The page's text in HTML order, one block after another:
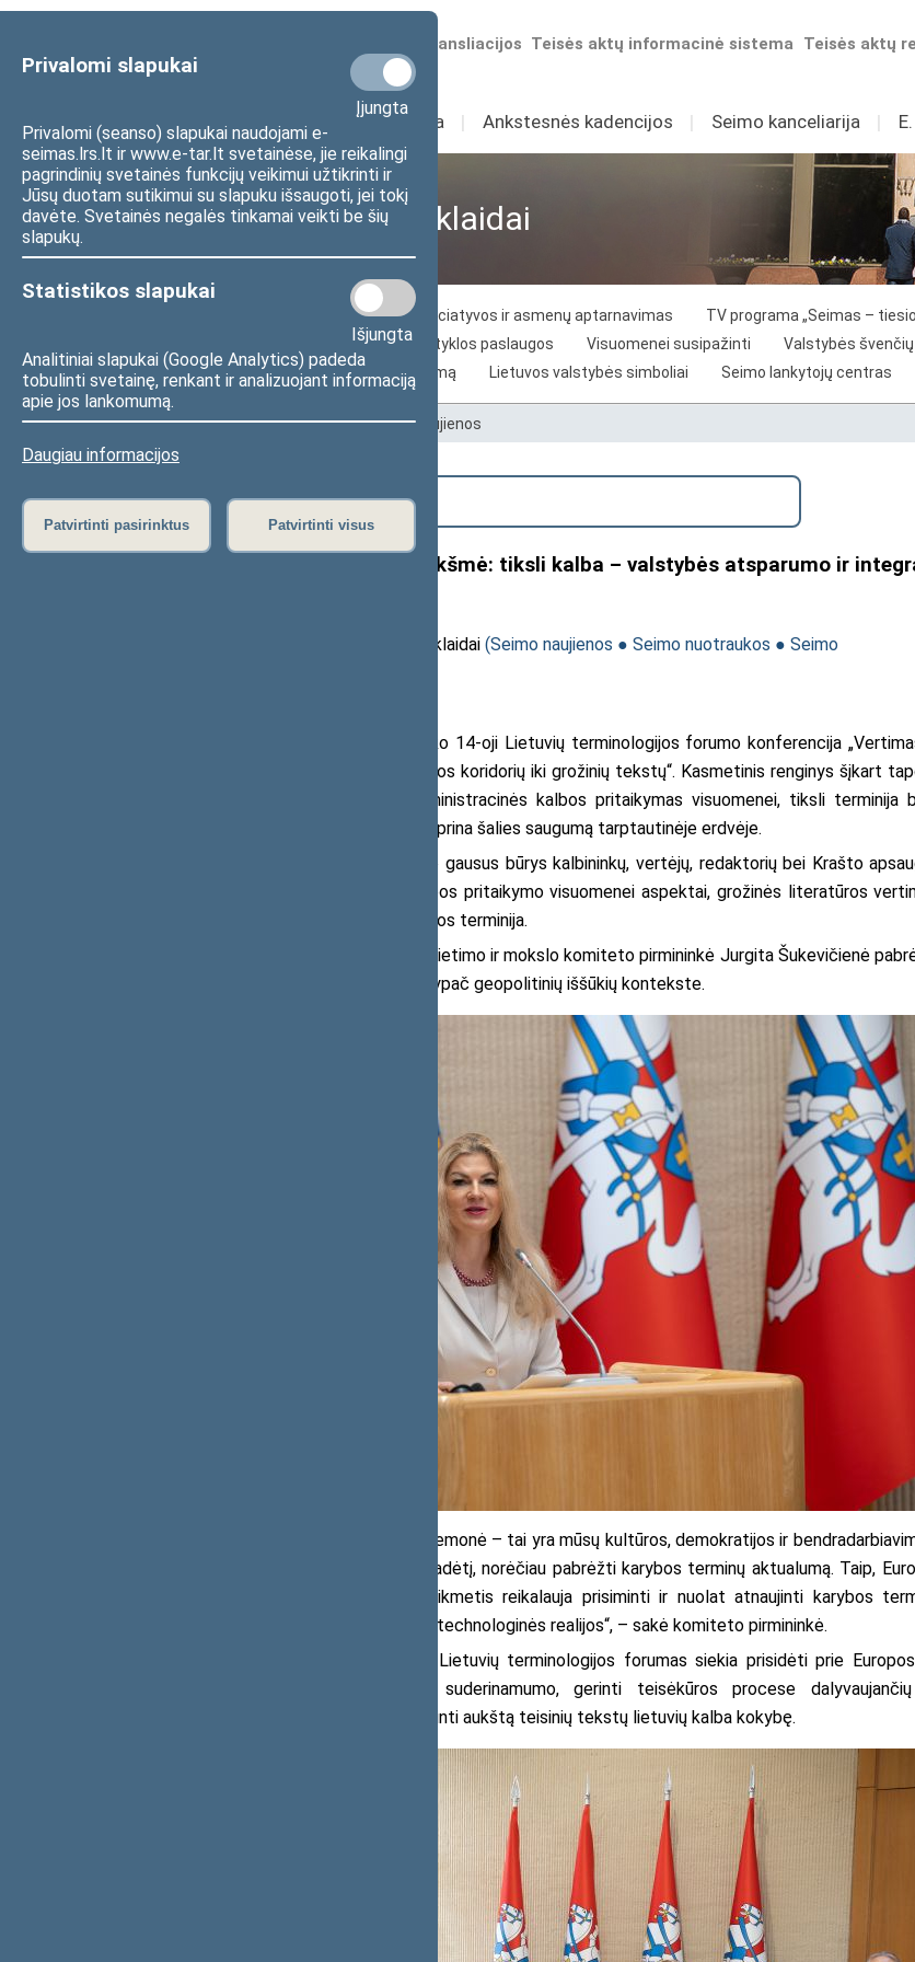
Privalomi slapukai
Įjungta
Privalomi (seanso) slapukai naudojami e-
seimas.lrs.lt ir www.e-tar.lt svetainėse, jie reikalingi
pagrindinių svetainės funkcijų veikimui užtikrinti ir
Jūsų duotam sutikimui su slapuku išsaugoti, jei tokį
davėte. Svetainės negalės tinkamai veikti be šių
slapukų.
Statistikos slapukai
Išjungta
Analitiniai slapukai (Google Analytics) padeda
tobulinti svetainę, renkant ir analizuojant informaciją
apie jos lankomumą.
Daugiau informacijos
Patvirtinti pasirinktus Patvirtinti visus
Teisės aktų
Teisės aktų informacinė sistema
Numatomos transliacijos
Sudėtis Veikla I Ankstesnės kadencijos I Seimo kanceliarija I
Visuomenei ir žiniasklaidai
Piliečių iniciatyvos ir asmenų aptarnavimas TV programa „Seimas –
Seimo skaityklos paslaugos Visuomenei susipažinti
Valstybės
Kelias į Lietuvos nepriklausomybės atkūrimą
Lietuvos valstybės simboliai Seimo lankytojų centras
Pradžia>Visuomenei ir žiniasklaidai>Naujienos
Išplėstinė paieška
Seime išryškinta terminijos reikšmė: tiksli kalba – valstybės atsparumo ir
d. pranešimas žiniasklaidai (Seimo naujienos ● Seimo nuotraukos ● Seimo
Seimo Konstitucijos salėje įvyko 14-oji Lietuvių terminologijos forumo konferencija
komunikacija: kalbos takais nuo politikos koridorių iki grožinių tekstų“. Kasmetinis renginys šįkart
platforma aptarti, kaip sklandus administracinės kalbos pritaikymas visuomenei, tiksli terminija
vertimai formuoja Lietuvos įvaizdį ir stiprina šalies saugumą tarptautinėje erdvėje.
Konferencijoje, kurioje dalyvavo gausus būrys kalbininkų, vertėjų, redaktorių bei Krašto
buvo analizuojami ES teisės aktų kalbos pritaikymo visuomenei aspektai, grožinės literatūros
bei specializuota parlamentinė ir karybos terminija.
Sveikinimo žodį tarusi Seimo Švietimo ir mokslo komiteto pirmininkė Jurgita Šukevičienė
kalbos reikšmę valstybės pamatams, ypač geopolitinių iššūkių kontekste.
„Kalba nėra vien bendravimo priemonė – tai yra mūsų kultūros, demokratijos ir
Šiandien, atsižvelgiant į geopolitinę padėtį, norėčiau pabrėžti karybos terminų aktualumą. Taip,
yra taikos projektas, tačiau mūsų laikmetis reikalauja prisiminti ir nuolat atnaujinti karybos
susitinka ilgametės tradicijos ir naujos technologinės realijos“, – sakė komiteto pirmininkė.
Konferencijoje pažymėta, kad Lietuvių terminologijos forumas siekia prisidėti prie
Lietuvos Respublikos teisės aktų suderinamumo, gerinti teisėkūros procese
terminologines kompetencijas ir užtikrinti aukštą teisinių tekstų lietuvių kalba kokybę.